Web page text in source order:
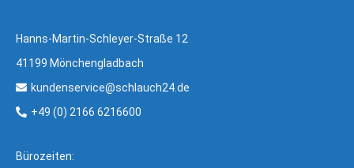
Hanns-Martin-Schleyer-Straße 12
41199 Mönchengladbach
kundenservice@schlauch24.de
+49 (0) 2166 6216600
Bürozeiten: